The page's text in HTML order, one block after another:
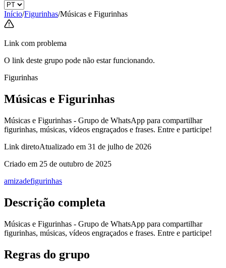
Início/Figurinhas/Músicas e Figurinhas
Link com problema
O link deste grupo pode não estar funcionando.
Figurinhas
Músicas e Figurinhas
Músicas e Figurinhas - Grupo de WhatsApp para compartilhar
figurinhas, músicas, vídeos engraçados e frases. Entre e participe!
Link diretoAtualizado em 31 de julho de 2026
Criado em 25 de outubro de 2025
amizadefigurinhas
Descrição completa
Músicas e Figurinhas - Grupo de WhatsApp para compartilhar
figurinhas, músicas, vídeos engraçados e frases. Entre e participe!
Regras do grupo